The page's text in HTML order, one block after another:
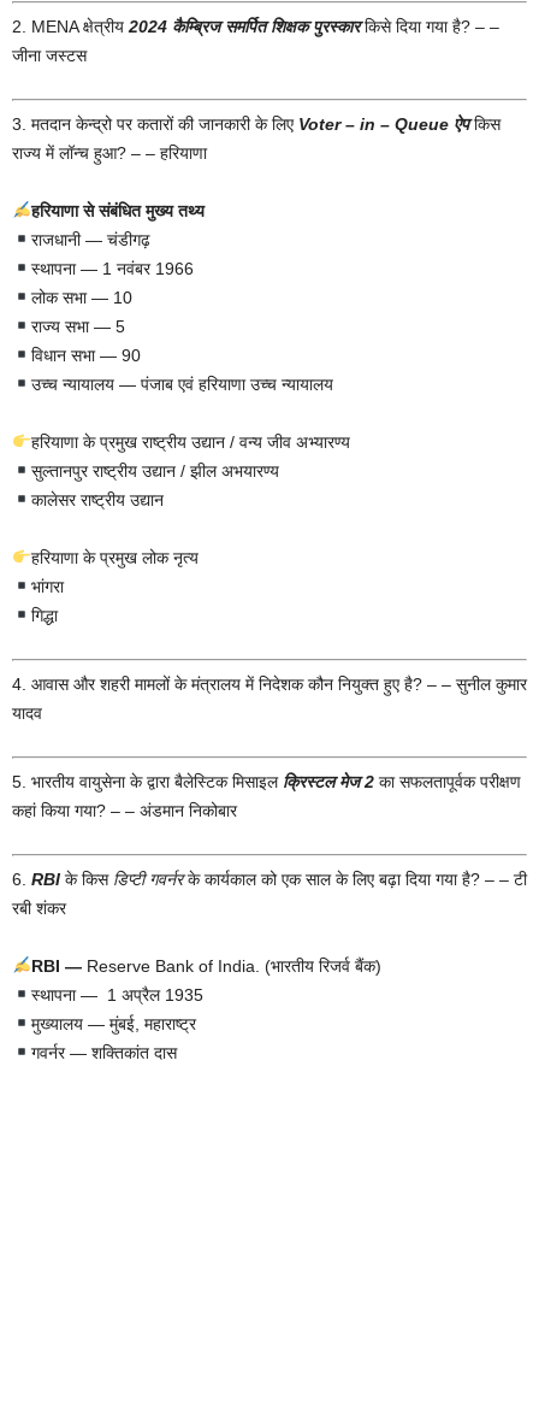
2. MENA क्षेत्रीय 2024 कैम्ब्रिज समर्पित शिक्षक पुरस्कारकिसे दिया गया है? – –
जीना जस्टस
3. मतदान केन्द्रो पर कतारों की जानकारी के लिए Voter – in – Queue ऐप किस
राज्य में लॉन्च हुआ? – – हरियाणा
हरियाणा से संबंधित मुख्य तथ्य
राजधानी — चंडीगढ़
स्थापना — 1 नवंबर 1966
लोक सभा — 10
राज्य सभा — 5
विधान सभा — 90
उच्च न्यायालय — पंजाब एवं हरियाणा उच्च न्यायालय
हरियाणा के प्रमुख राष्ट्रीय उद्यान / वन्य जीव अभ्यारण्य
सुल्तानपुर राष्ट्रीय उद्यान / झील अभयारण्य
कालेसर राष्ट्रीय उद्यान
हरियाणा के प्रमुख लोक नृत्य
भांगरा
गिद्धा
4. आवास और शहरी मामलों के मंत्रालय में निदेशक कौन नियुक्त हुए है? – – सुनील कुमार
यादव
5. भारतीय वायुसेना के द्वारा बैलेस्टिक मिसाइल क्रिस्टल मेज 2 का सफलतापूर्वक परीक्षण
कहां किया गया? – – अंडमान निकोबार
6. RBI के किस डिप्टी गवर्नरके कार्यकाल को एक साल के लिए बढ़ा दिया गया है? – – टी
रबी शंकर
RBI —Reserve Bank of India. (भारतीय रिजर्व बैंक)
स्थापना — 1 अप्रैल 1935
मुख्यालय — मुंबई, महाराष्ट्र
गवर्नर — शक्तिकांत दास